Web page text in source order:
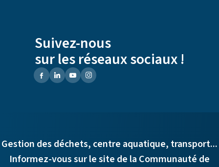
Suivez-nous
sur les réseaux sociaux !
Gestion des déchets, centre aquatique, transport...
Informez-vous sur le site de la Communauté de